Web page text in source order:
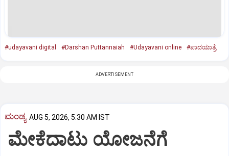
#udayavani digital #Darshan Puttannaiah #Udayavani online #ಪಾದಯಾತ್ರೆ
ADVERTISEMENT
ಮಂಡ್ಯ AUG 5, 2026, 5:30 AM IST
ಮೇಕೆದಾಟು ಯೋಜನೆಗೆ